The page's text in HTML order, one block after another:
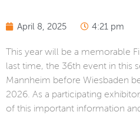
April 8, 2025 4:21 pm
This year will be a memorable
last time, the 36th event in this
Mannheim before Wiesbaden
2026. As a participating
of this important information